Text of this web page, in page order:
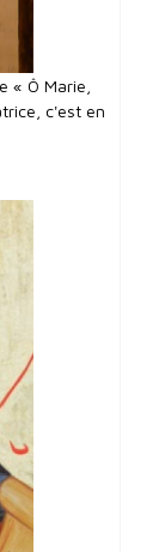
« Ô Marie,
c'est en